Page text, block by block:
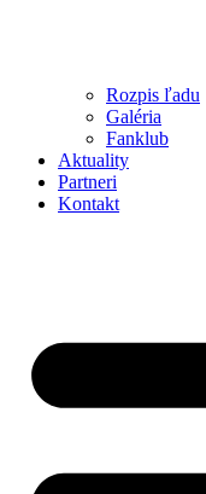
Rozpis ľadu
Galéria
Fanklub
Aktuality
Partneri
Kontakt